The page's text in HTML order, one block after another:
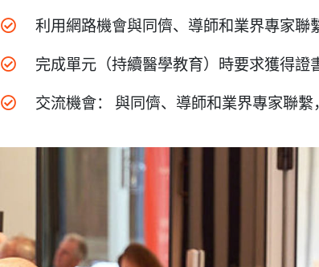
利用網路機會與同儕、導師和業界專家聯
完成單元（持續醫學教育）時要求獲得證
交流機會： 與同儕、導師和業界專家聯